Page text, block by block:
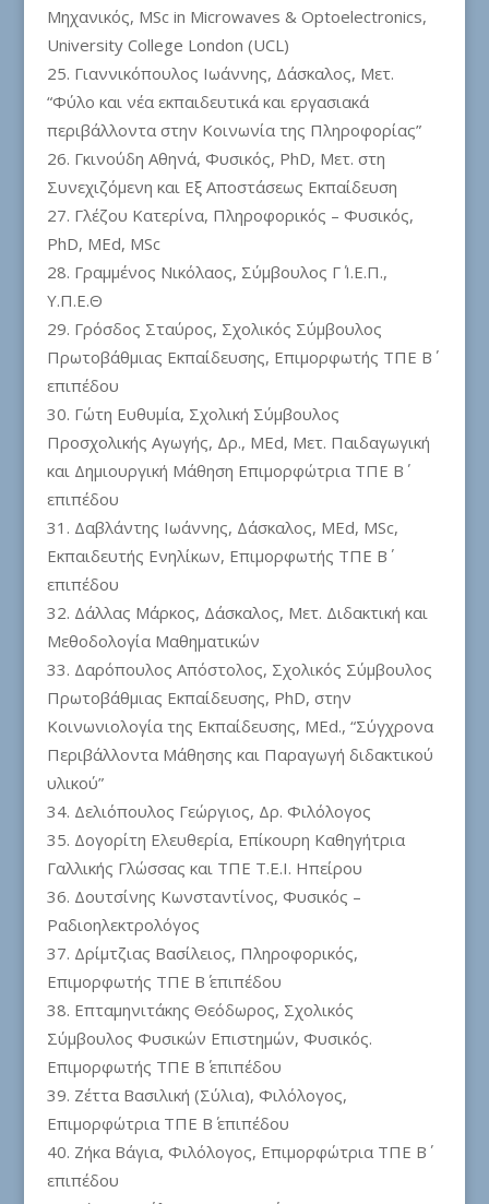
Μηχανικός, ΜSc in Microwaves & Optoelectronics,
University College London (UCL)
Γιαννικόπουλος Ιωάννης, Δάσκαλος, Μετ.
“Φύλο και νέα εκπαιδευτικά και εργασιακά
περιβάλλοντα στην Κοινωνία της Πληροφορίας”
Γκινούδη Αθηνά, Φυσικός, PhD, Mετ. στη
Συνεχιζόμενη και Εξ Αποστάσεως Εκπαίδευση
Γλέζου Κατερίνα, Πληροφορικός – Φυσικός,
PhD, MEd, MSc
Γραμμένος Νικόλαος, Σύμβουλος Γ΄ Ι.Ε.Π.,
Υ.Π.Ε.Θ
Γρόσδος Σταύρος, Σχολικός Σύμβουλος
Πρωτοβάθμιας Εκπαίδευσης, Επιμορφωτής ΤΠΕ Β΄
επιπέδου
Γώτη Ευθυμία, Σχολική Σύμβουλος
Προσχολικής Αγωγής, Δρ., MEd, Μετ. Παιδαγωγική
και Δημιουργική Μάθηση Επιμορφώτρια ΤΠΕ Β΄
επιπέδου
Δαβλάντης Ιωάννης, Δάσκαλος, ΜΕd, MSc,
Εκπαιδευτής Ενηλίκων, Επιμορφωτής ΤΠΕ Β΄
επιπέδου
Δάλλας Μάρκος, Δάσκαλος, Μετ. Διδακτική και
Μεθοδολογία Μαθηματικών
Δαρόπουλος Απόστολος, Σχολικός Σύμβουλος
Πρωτοβάθμιας Εκπαίδευσης, PhD, στην
Κοινωνιολογία της Εκπαίδευσης, MEd., “Σύγχρονα
Περιβάλλοντα Μάθησης και Παραγωγή διδακτικού
υλικού”
Δελιόπουλος Γεώργιος, Δρ. Φιλόλογος
Δογορίτη Ελευθερία, Επίκουρη Καθηγήτρια
Γαλλικής Γλώσσας και ΤΠΕ Τ.Ε.Ι. Ηπείρου
Δουτσίνης Κωνσταντίνος, Φυσικός –
Ραδιοηλεκτρολόγος
Δρίμτζιας Βασίλειος, Πληροφορικός,
Επιμορφωτής ΤΠΕ Β΄ επιπέδου
Επταμηνιτάκης Θεόδωρος, Σχολικός
Σύμβουλος Φυσικών Επιστημών, Φυσικός.
Επιμορφωτής ΤΠΕ Β΄ επιπέδου
Ζέττα Βασιλική (Σύλια), Φιλόλογος,
Επιμορφώτρια ΤΠΕ Β΄ επιπέδου
Ζήκα Βάγια, Φιλόλογος, Επιμορφώτρια ΤΠΕ Β΄
επιπέδου